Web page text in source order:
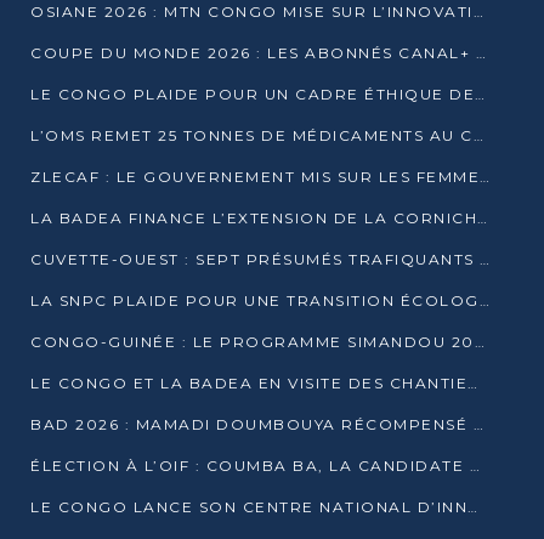
OSIANE 2026 : MTN CONGO MISE SUR L’INNOVATION POUR RELEVER LES DÉFIS AFRICAINS
COUPE DU MONDE 2026 : LES ABONNÉS CANAL+ AU CONGO DÉÇUS À QUELQUES JOURS DU COUP D’ENVOI
LE CONGO PLAIDE POUR UN CADRE ÉTHIQUE DE L’INTELLIGENCE ARTIFICIELLE À DAKAR
L’OMS REMET 25 TONNES DE MÉDICAMENTS AU CONGO POUR RENFORCER LA RIPOSTE AUX ÉPIDÉMIES
ZLECAF : LE GOUVERNEMENT MIS SUR LES FEMMES ENTREPRENEURES
LA BADEA FINANCE L’EXTENSION DE LA CORNICHE SUD DE BRAZZAVILLE
CUVETTE-OUEST : SEPT PRÉSUMÉS TRAFIQUANTS DE FAUNE INTERPELLÉS À EWO ET KELLÉ
LA SNPC PLAIDE POUR UNE TRANSITION ÉCOLOGIQUE PROGRESSIVE
CONGO-GUINÉE : LE PROGRAMME SIMANDOU 2040 AU CŒUR DES ÉCHANGES À LA BAD
LE CONGO ET LA BADEA EN VISITE DES CHANTIERS
BAD 2026 : MAMADI DOUMBOUYA RÉCOMPENSÉ PAR LE TROPHÉE BABACAR NDIAYE À BRAZZAVILLE
ÉLECTION À L’OIF : COUMBA BA, LA CANDIDATE DISCRÈTE QUI BOUSCULE LE JEU DIPLOMATIQUE
LE CONGO LANCE SON CENTRE NATIONAL D’INNOVATION